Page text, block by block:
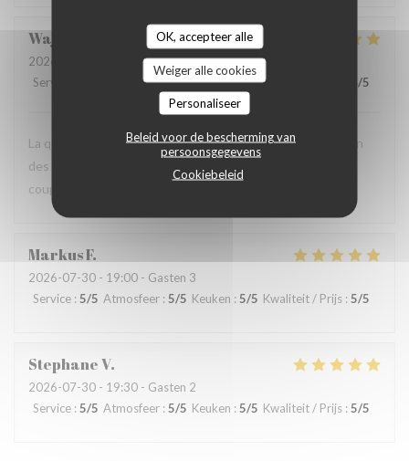
OK, accepteer alle
Weiger alle cookies
Personaliseer
Beleid voor de bescherming van
persoonsgegevens
Cookiebeleid
Wajdi
2026-08-01
- 19:00 - Gasten 2
Service
Atmosfeer:5/5 Keuken:5/5 Kwaliteit / Prijs /5
La qualité du service, l’amabilité de l’accueil, la présentation
des plats, la carte des vins, très complète,… Une soirée en
couple très agréable.
MarkusF
2026-07-30 - 19:00 - Gasten 3
Service : 5/5 Atmosfeer : 5/5 Keuken : 5/5 Kwaliteit / Prijs : 5/5
StephaneV
2026-07-30 - 19:30 - Gasten 2
Service :5/5 Atmosfeer :5/5 Keuken : 5/5 Kwaliteit / Prijs : 5/5